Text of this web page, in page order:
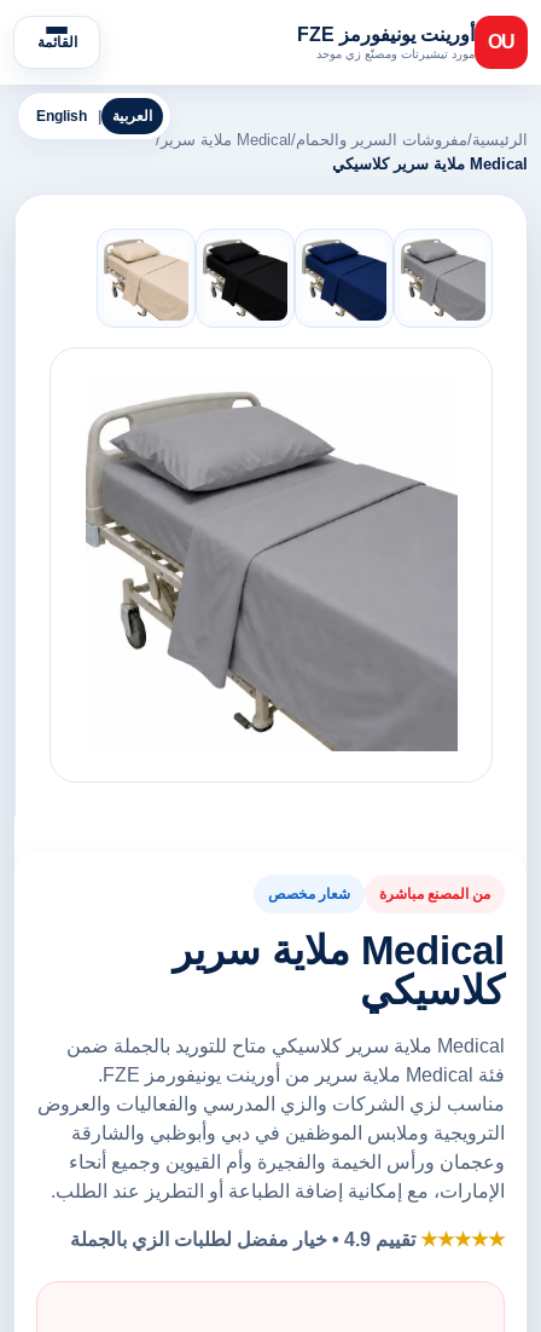
OU أورينت يونيفورمز FZE
مورد تيشيرتات ومصنّع زي موحد
القائمة
English العربية
الرئيسية/مفروشات السرير والحمام/ Medical ملاية سرير
/
Medical ملاية سرير كلاسيكي
من المصنع مباشرة شعار مخصص
Medical ملاية سرير
كلاسيكي
Medical ملاية سرير كلاسيكي متاح للتوريد بالجملة ضمن
فئة Medical ملاية سرير من أورينت يونيفورمز FZE.
مناسب لزي الشركات والزي المدرسي والفعاليات والعروض
الترويجية وملابس الموظفين في دبي وأبوظبي والشارقة
وعجمان ورأس الخيمة والفجيرة وأم القيوين وجميع أنحاء
الإمارات، مع إمكانية إضافة الطباعة أو التطريز عند الطلب.
★★★★★تقييم 4.9 • خيار مفضل لطلبات الزي بالجملة